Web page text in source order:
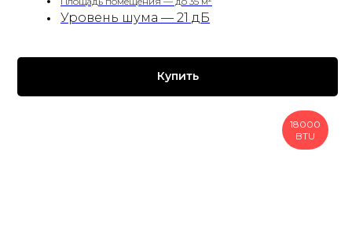
Уровень шума — 21 дБ
Купить
18000
BTU